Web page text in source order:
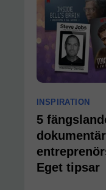
INSPIRATION
5
Eget tipsar